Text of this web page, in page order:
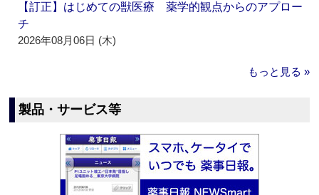
【訂正】はじめての獣医療 薬学的観点からのアプロー
チ
2026年08月06日 (木)
もっと見る »
製品・サービス等